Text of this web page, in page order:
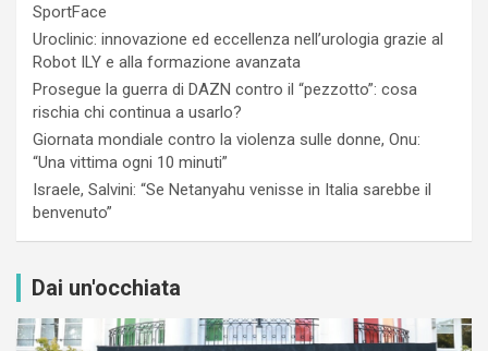
SportFace
Uroclinic: innovazione ed eccellenza nell’urologia grazie al
Robot ILY e alla formazione avanzata
Prosegue la guerra di DAZN contro il “pezzotto”: cosa
rischia chi continua a usarlo?
Giornata mondiale contro la violenza sulle donne, Onu:
“Una vittima ogni 10 minuti”
Israele, Salvini: “Se Netanyahu venisse in Italia sarebbe il
benvenuto”
Dai un'occhiata